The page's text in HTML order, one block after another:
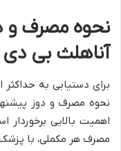
نحوه مصرف و
آناهلث بی دی
برای دستیابی به
نحوه مصرف و دوز
اهمیت بالایی
مصرف هر مکملی، با